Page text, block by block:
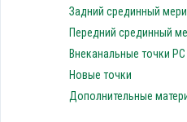
Задний срединный
Передний срединный
Внеканальные точки PC
Новые точки
Дополнительные